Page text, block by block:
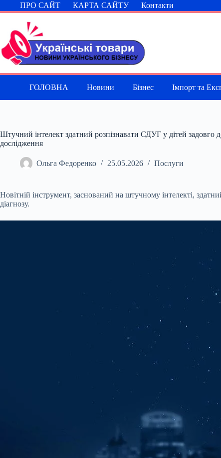
Перейти
до
ПРО САЙТ КАРТА САЙТУ Контакти
ГОЛОВНА Новини Бізнес Імпорт та
Штучний інтелект здатний розпізнавати СДУГ у дітей задовго
дослідження
Ольга Федоренко 25.05.2026 Послуги
Новітній інструмент, заснований на штучному інтелекті,
діагнозу.